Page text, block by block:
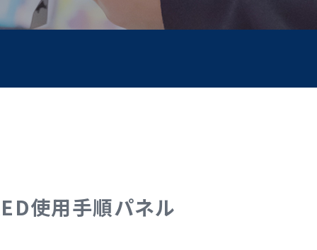
使用手順パネル